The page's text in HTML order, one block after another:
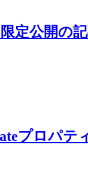
限定公開
プロパテ